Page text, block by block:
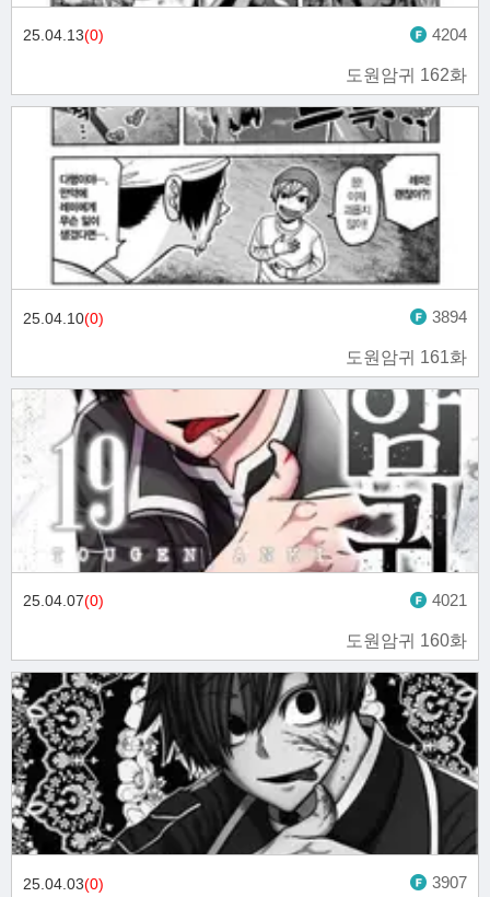
도원암귀 162화
25.04.13(0) 4204
도원암귀 161화
25.04.10(0) 3894
도원암귀 160화
25.04.07(0) 4021
25.04.03(0) 3907